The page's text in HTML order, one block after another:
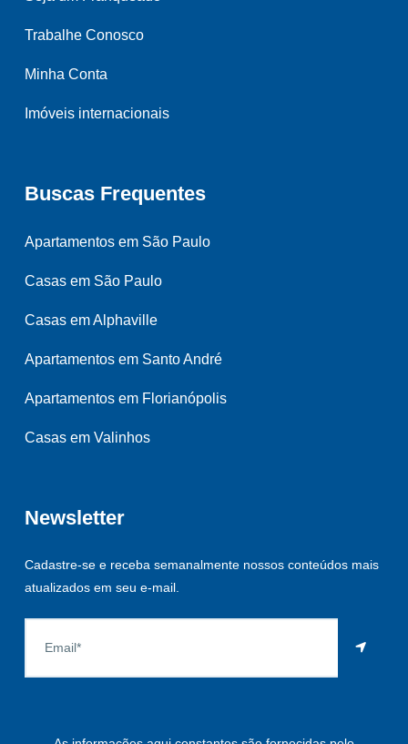
Trabalhe Conosco
Minha Conta
Imóveis internacionais
Buscas Frequentes
Apartamentos em São Paulo
Casas em São Paulo
Casas em Alphaville
Apartamentos em Santo André
Apartamentos em Florianópolis
Casas em Valinhos
Newsletter
Cadastre-se e receba semanalmente nossos conteúdos mais
atualizados em seu e-mail.